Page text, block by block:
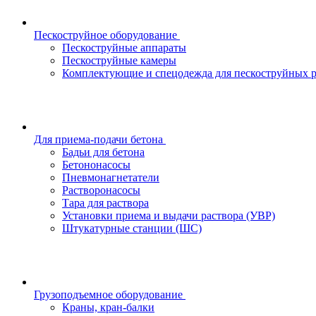
Пескоструйное оборудование
Пескоструйные аппараты
Пескоструйные камеры
Комплектующие и спецодежда для пескоструйных
Для приема-подачи бетона
Бадьи для бетона
Бетононасосы
Пневмонагнетатели
Растворонасосы
Тара для раствора
Установки приема и выдачи раствора (УВР)
Штукатурные станции (ШС)
Грузоподъемное оборудование
Краны, кран-балки